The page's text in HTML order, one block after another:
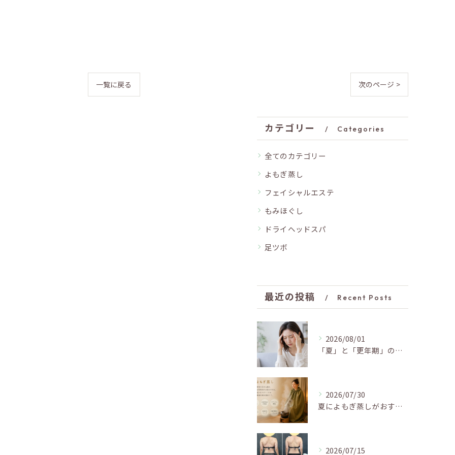
一覧に戻る 次のページ >
カテゴリー Categories
全てのカテゴリー
よもぎ蒸し
フェイシャルエステ
もみほぐし
ドライヘッドスパ
足ツボ
最近の投稿 Recent Posts
2026/08/01
「夏」と「更年期」の関係…おすすめの過ごし方🍃
2026/07/30
夏によもぎ蒸しがおすすめの理由✨
2026/07/15